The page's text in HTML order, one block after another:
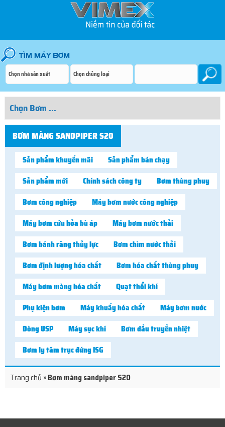
BƠM MÀNG SANDPIPER S20
Sản phẩm khuyến mãi
Sản phẩm bán chạy
Sản phẩm mới
Chính sách công ty
Bơm thùng phuy
Bơm công nghiệp
Máy bơm nước công nghiệp
Máy bơm cứu hỏa bù áp
Máy bơm nước thải
Bơm bánh răng thủy lực
Bơm chìm nước thải
Bơm định lượng hóa chất
Bơm hóa chất thùng phuy
Máy bơm màng hóa chất
Quạt thổi khí
Phụ kiện bơm
Máy khuấy hóa chất
Máy bơm nước
Dòng USP
Máy sục khí
Bơm dầu truyền nhiệt
Bơm ly tâm trục đứng ISG
Trang chủ »Bơm màng sandpiper S20